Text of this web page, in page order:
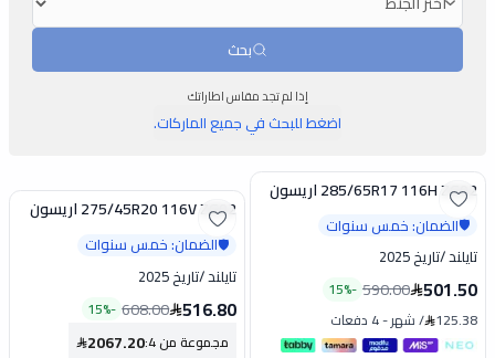
بحث
إذا لم تجد مقاس اطاراتك
اضغط للبحث في جميع الماركات.
تخفيض 285/65R17 116H ZG02 اريسون
🛡️الضمان: خمس سنوات
تايلند/تاريخ 2025
501.50
590.00
-
15%
125.38
/شهر-4 دفعات
تخفيض 275/45R20 116V ZG02 اريسون
🛡️الضمان: خمس سنوات
تايلند/تاريخ 2025
516.80
608.00
-
15%
مجموعة من 4 :
2067.20